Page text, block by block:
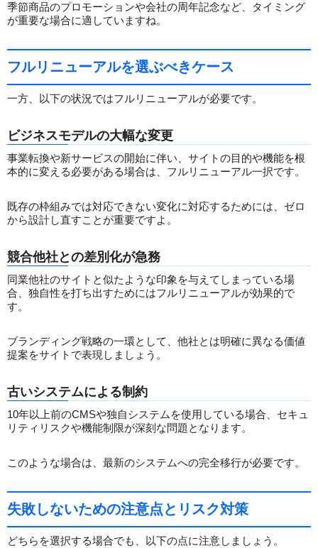
季節商品のプロモーションや会社の周年記念など、タイミング
が重要な場合に適していますね。
フルリニューアルを選ぶべきケース
一方、以下の状況ではフルリニューアルが必要です。
ビジネスモデルの大幅な変更
事業転換や新サービスの開始に伴い、サイトの目的や機能を根
本的に変える必要がある場合は、フルリニューアル一択です。
既存の枠組みでは対応できない変化に対応するためには、ゼロ
から設計し直すことが重要ですよ。
競合他社との差別化が急務
同業他社のサイトと似たような印象を与えてしまっている場
合、独自性を打ち出すためにはフルリニューアルが効果的で
す。
ブランディング戦略の一環として、他社とは明確に異なる価値
提案をサイトで表現しましょう。
古いシステムによる制約
10年以上前のCMSや独自システムを使用している場合、セキュ
リティリスクや機能制限が深刻な問題となります。
このような場合は、最新のシステムへの完全移行が必要です。
失敗しないための注意点とリスク対策
どちらを選択する場合でも、以下の点に注意しましょう。